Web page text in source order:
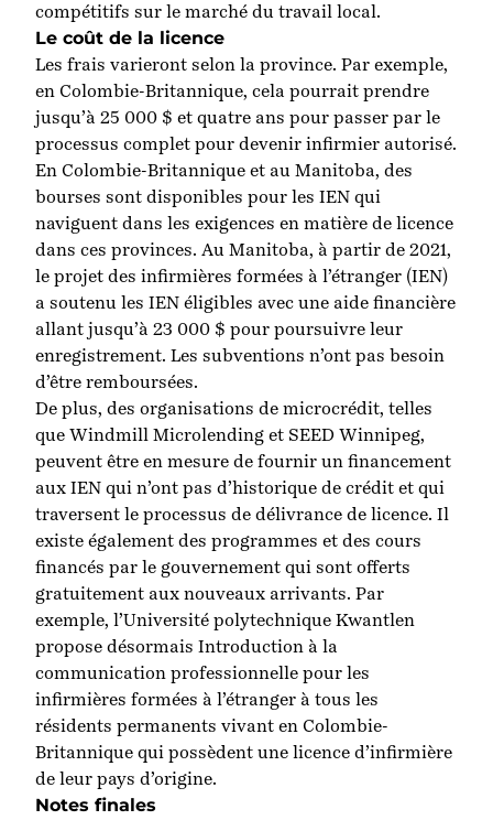
compétitifs sur le marché du travail local.
Le coût de la licence
Les frais varieront selon la province. Par exemple,
en Colombie-Britannique, cela pourrait prendre
jusqu’à 25 000 $ et quatre ans pour passer par le
processus complet pour devenir infirmier autorisé.
En Colombie-Britannique et au Manitoba, des
bourses sont disponibles pour les IEN qui
naviguent dans les exigences en matière de licence
dans ces provinces. Au Manitoba, à partir de 2021,
le projet des infirmières formées à l’étranger (IEN)
a soutenu les IEN éligibles avec une aide financière
allant jusqu’à 23 000 $ pour poursuivre leur
enregistrement. Les subventions n’ont pas besoin
d’être remboursées.
De plus, des organisations de microcrédit, telles
que Windmill Microlending et SEED Winnipeg,
peuvent être en mesure de fournir un financement
aux IEN qui n’ont pas d’historique de crédit et qui
traversent le processus de délivrance de licence. Il
existe également des programmes et des cours
financés par le gouvernement qui sont offerts
gratuitement aux nouveaux arrivants. Par
exemple, l’Université polytechnique Kwantlen
propose désormais Introduction à la
communication professionnelle pour les
infirmières formées à l’étranger à tous les
résidents permanents vivant en Colombie-
Britannique qui possèdent une licence d’infirmière
de leur pays d’origine.
Notes finales